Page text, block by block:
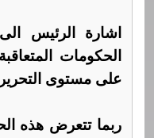
اشارة الرئيس
الحكومات
على مستوى
ربما تتعرض هذه